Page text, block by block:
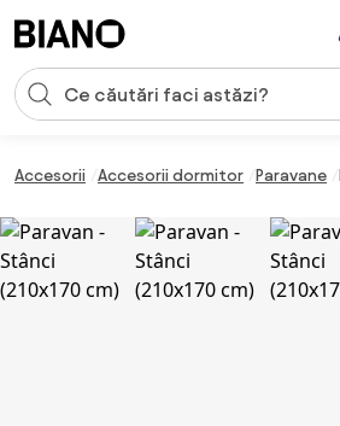
Introducerea căutării
Accesorii Accesorii dormitor Paravane